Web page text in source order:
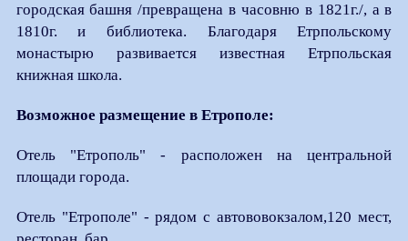
городская башня /превращена в часовню в 1821г./, а в
1810г. и библиотека. Благодаря Етрпольскому
монастырю развивается известная Етрпольская
книжная школа.
Возможное размещение в Етрополе:
Отель "Етрополь" - расположен на центральной
площади города.
Отель "Етрополе" - рядом с автововокзалом,120 мест,